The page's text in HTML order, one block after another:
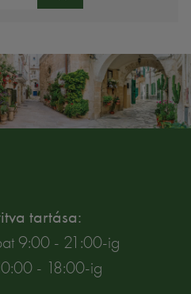
tartása:
9:00 - 21:00-ig
- 18:00-ig